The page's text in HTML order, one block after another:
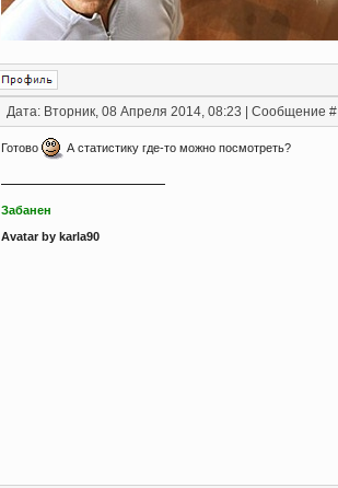
Дата: Вторник, 08 Апреля 2014, 08:23 | Сообщение #
Готово А статистику где-то можно посмотреть?
Забанен
Avatar by karla90